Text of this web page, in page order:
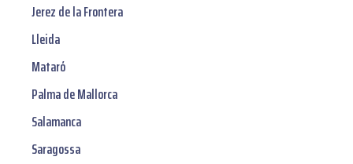
Jerez de la Frontera
Lleida
Mataró
Palma de Mallorca
Salamanca
Saragossa